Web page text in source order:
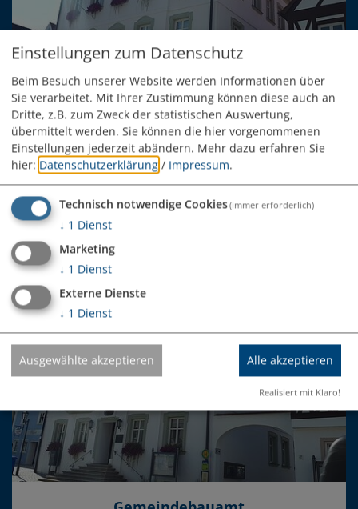
Stadtbauamt
Ansprechpartner für die Angelegenheiten im Bereich der
Stadt Monheim
Einstellungen zum Datenschutz
Beim Besuch unserer Website werden Informationen über
Sie verarbeitet. Mit Ihrer Zustimmung können diese auch an
Dritte, z.B. zum Zweck der statistischen Auswertung,
übermittelt werden. Sie können die hier vorgenommenen
Einstellungen jederzeit abändern. Mehr dazu erfahren Sie
hier: Datenschutzerklärung / Impressum.
Technisch notwendige Cookies(immer erforderlich)
↓ 1 Dienst
Marketing
↓ 1 Dienst
Externe Dienste
↓ 1 Dienst
Ausgewählte akzeptieren Alle akzeptieren
Realisiert mit Klaro!